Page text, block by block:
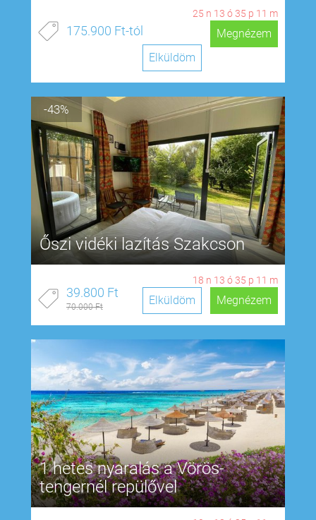
25 n 13 ó35 p 10 m
175.900 Ft-tól
Megnézem
Elküldöm
-43%
Őszi vidéki lazítás Szakcson
18 n 13 ó35 p 10 m
39.800 Ft
70.000 Ft Megnézem
Elküldöm
1 hetes nyaralás a Vörös-
tengernél repülővel